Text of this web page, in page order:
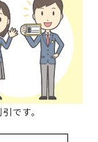
です。